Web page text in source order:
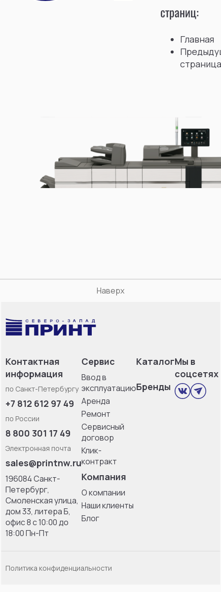
страниц:
Главная
страница
Наверх
Контактная
информация
по Санкт-Петербургу
+7 812 612 97 49
по России
8 800 301 17 49
Электронная почта
sales@printnw.ru
196084 Санкт-
Петербург,
Смоленская улица,
дом 33, литерa Б,
офис 8 с 10:00 до
18:00 Пн-Пт
Сервис
Ввод в
эксплуатацию
Аренда
Ремонт
Сервисный
договор
Клик-
контракт
Компания
О компании
Наши клиенты
Блог
Каталог
Бренды
Мы в
соцсетях
Политика конфиденциальности